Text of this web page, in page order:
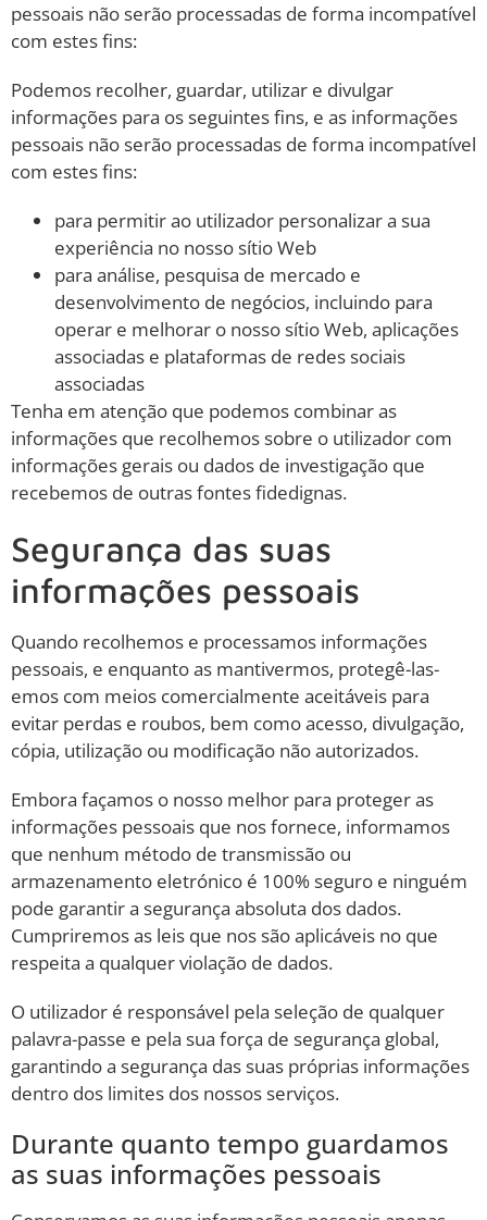
pessoais não serão processadas de forma incompatível
com estes fins:
Podemos recolher, guardar, utilizar e divulgar
informações para os seguintes fins, e as informações
pessoais não serão processadas de forma incompatível
com estes fins:
para permitir ao utilizador personalizar a sua
experiência no nosso sítio Web
para análise, pesquisa de mercado e
desenvolvimento de negócios, incluindo para
operar e melhorar o nosso sítio Web, aplicações
associadas e plataformas de redes sociais
associadas
Tenha em atenção que podemos combinar as
informações que recolhemos sobre o utilizador com
informações gerais ou dados de investigação que
recebemos de outras fontes fidedignas.
Segurança das suas
informações pessoais
Quando recolhemos e processamos informações
pessoais, e enquanto as mantivermos, protegê-las-
emos com meios comercialmente aceitáveis para
evitar perdas e roubos, bem como acesso, divulgação,
cópia, utilização ou modificação não autorizados.
Embora façamos o nosso melhor para proteger as
informações pessoais que nos fornece, informamos
que nenhum método de transmissão ou
armazenamento eletrónico é 100% seguro e ninguém
pode garantir a segurança absoluta dos dados.
Cumpriremos as leis que nos são aplicáveis no que
respeita a qualquer violação de dados.
O utilizador é responsável pela seleção de qualquer
palavra-passe e pela sua força de segurança global,
garantindo a segurança das suas próprias informações
dentro dos limites dos nossos serviços.
Durante quanto tempo guardamos
as suas informações pessoais